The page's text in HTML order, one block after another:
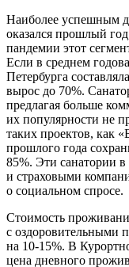
Наиболее успешным
оказался прошлый
пандемии этот
Если в среднем
Петербурга
вырос до 70%.
предлагая больше
их популярности не
таких проектов, как
прошлого года
85%. Эти санатории в
и страховыми
о социальном спросе.
Стоимость
с оздоровительными
на 10-15%. В
цена дневного